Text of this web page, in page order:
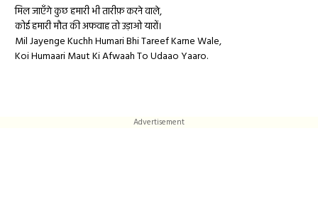
मिल जाएँगे कुछ हमारी भी तारीफ़ करने वाले,
कोई हमारी मौत की अफवाह तो उड़ाओ यारों।
Mil Jayenge Kuchh Humari Bhi Tareef Karne Wale,
Koi Humaari Maut Ki Afwaah To Udaao Yaaro.
Advertisement